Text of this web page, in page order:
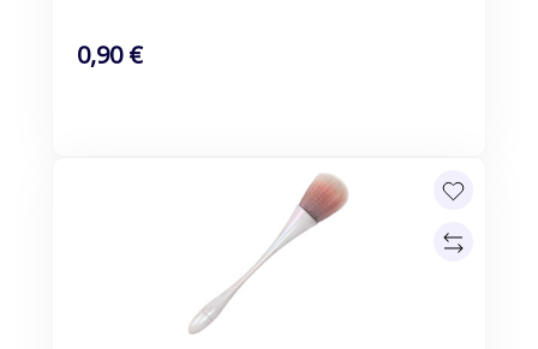
0,90 €